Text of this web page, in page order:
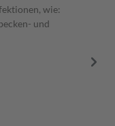
wie:
und